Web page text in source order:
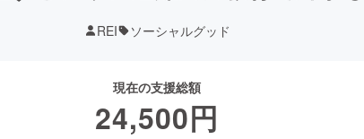
REI ソーシャルグッド
現在の支援総額
24,500円